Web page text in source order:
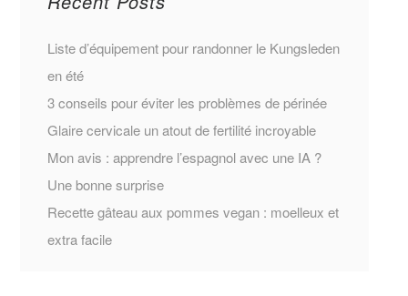
Liste d’équipement pour randonner le Kungsleden
en été
3 conseils pour éviter les problèmes de périnée
Glaire cervicale un atout de fertilité incroyable
Mon avis : apprendre l’espagnol avec une IA ?
Une bonne surprise
Recette gâteau aux pommes vegan : moelleux et
extra facile